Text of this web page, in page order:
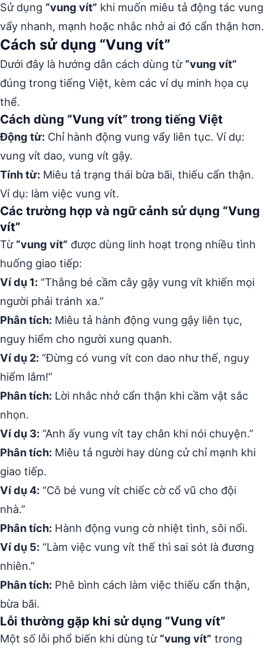
Sử dụng “vung vít” khi muốn miêu tả động tác vung
vẩy nhanh, mạnh hoặc nhắc nhở ai đó cẩn thận hơn.
Cách sử dụng “Vung vít”
Dưới đây là hướng dẫn cách dùng từ “vung vít”
đúng trong tiếng Việt, kèm các ví dụ minh họa cụ
thể.
Cách dùng “Vung vít” trong tiếng Việt
Động từ: Chỉ hành động vung vẩy liên tục. Ví dụ:
vung vít dao, vung vít gậy.
Tính từ: Miêu tả trạng thái bừa bãi, thiếu cẩn thận.
Ví dụ: làm việc vung vít.
Các trường hợp và ngữ cảnh sử dụng “Vung
vít”
Từ “vung vít” được dùng linh hoạt trong nhiều tình
huống giao tiếp:
Ví dụ 1: “Thằng bé cầm cây gậy vung vít khiến mọi
người phải tránh xa.”
Phân tích: Miêu tả hành động vung gậy liên tục,
nguy hiểm cho người xung quanh.
Ví dụ 2: “Đừng có vung vít con dao như thế, nguy
hiểm lắm!”
Phân tích: Lời nhắc nhở cẩn thận khi cầm vật sắc
nhọn.
Ví dụ 3: “Anh ấy vung vít tay chân khi nói chuyện.”
Phân tích: Miêu tả người hay dùng cử chỉ mạnh khi
giao tiếp.
Ví dụ 4: “Cô bé vung vít chiếc cờ cổ vũ cho đội
nhà.”
Phân tích: Hành động vung cờ nhiệt tình, sôi nổi.
Ví dụ 5: “Làm việc vung vít thế thì sai sót là đương
nhiên.”
Phân tích: Phê bình cách làm việc thiếu cẩn thận,
bừa bãi.
Lỗi thường gặp khi sử dụng “Vung vít”
Một số lỗi phổ biến khi dùng từ “vung vít” trong